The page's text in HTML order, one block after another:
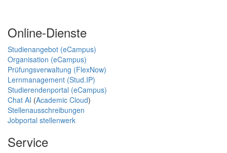
Online-Dienste
Studienangebot (eCampus)
Organisation (eCampus)
Prüfungsverwaltung (FlexNow)
Lernmanagement (Stud.IP)
Studierendenportal (eCampus)
Chat AI (Academic Cloud)
Stellenausschreibungen
Jobportal stellenwerk
Service